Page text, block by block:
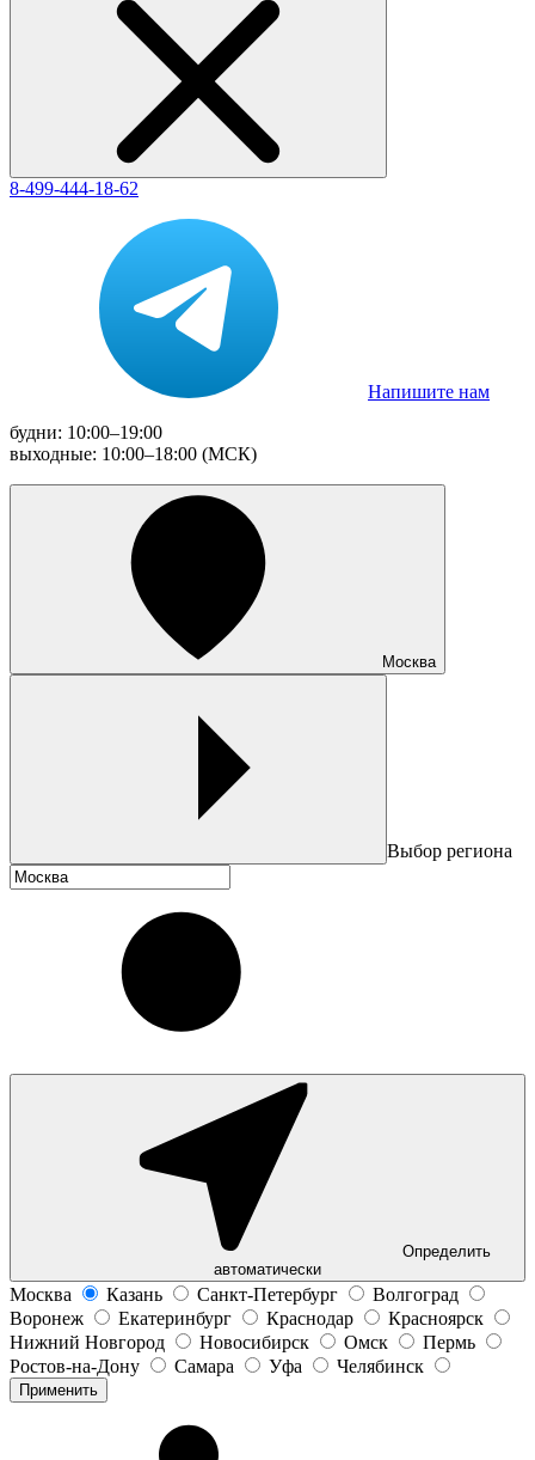
8-499-444-18-62
Напишите нам
будни: 10:00–19:00
выходные: 10:00–18:00 (МСК)
Москва
Выбор региона
Определить
автоматически
Москва Казань Санкт-Петербург
Волгоград
Воронеж
Екатеринбург Краснодар
Красноярск
Нижний Новгород
Новосибирск Омск
Пермь
Ростов-на-Дону
Самара Уфа Челябинск
Применить